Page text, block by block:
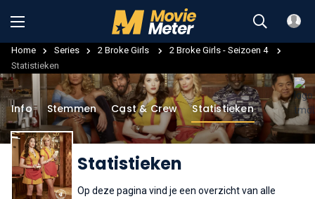
Home Series 2 Broke Girls
2 Broke Girls - Seizoen 4
Statistieken
Statistieken
Info Stemmen Cast & Crew Statistieken
Op deze pagina vind je een overzicht van alle